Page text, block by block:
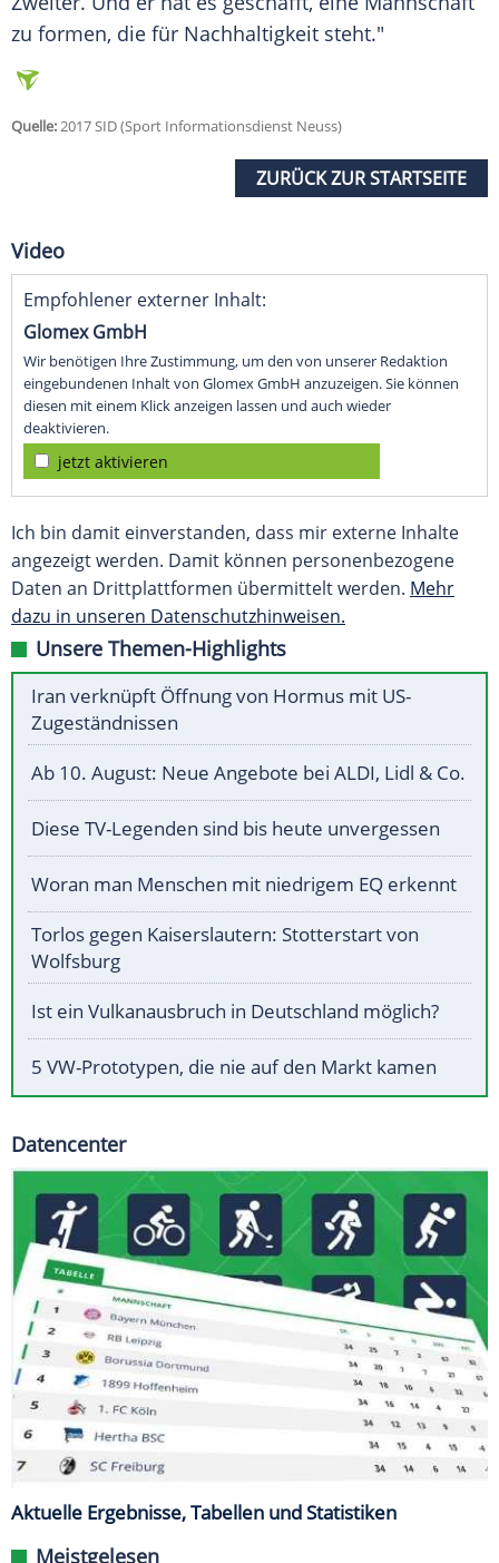
zu formen, die für Nachhaltigkeit steht."
Quelle:2017 SID (Sport Informationsdienst Neuss)
ZURÜCK ZUR STARTSEITE
Video
Empfohlener externer Inhalt:
Glomex GmbH
Wir benötigen Ihre Zustimmung, um den von unserer Redaktion
eingebundenen Inhalt von Glomex GmbH anzuzeigen. Sie können
diesen mit einem Klick anzeigen lassen und auch wieder
deaktivieren.
jetzt aktivieren
Ich bin damit einverstanden, dass mir externe Inhalte
angezeigt werden. Damit können personenbezogene
Daten an Drittplattformen übermittelt werden. Mehr
dazu in unseren Datenschutzhinweisen.
Unsere Themen-Highlights
Iran verknüpft Öffnung von Hormus mit US-
Zugeständnissen
Ab 10. August: Neue Angebote bei ALDI, Lidl & Co.
Diese TV-Legenden sind bis heute unvergessen
Woran man Menschen mit niedrigem EQ erkennt
Torlos gegen Kaiserslautern: Stotterstart von
Wolfsburg
Ist ein Vulkanausbruch in Deutschland möglich?
5 VW-Prototypen, die nie auf den Markt kamen
Datencenter
Aktuelle Ergebnisse, Tabellen und Statistiken
Meistgelesen